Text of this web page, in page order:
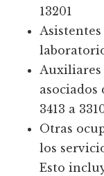
13201
Auxiliares
asociados
3413 a
Otras
los
Esto